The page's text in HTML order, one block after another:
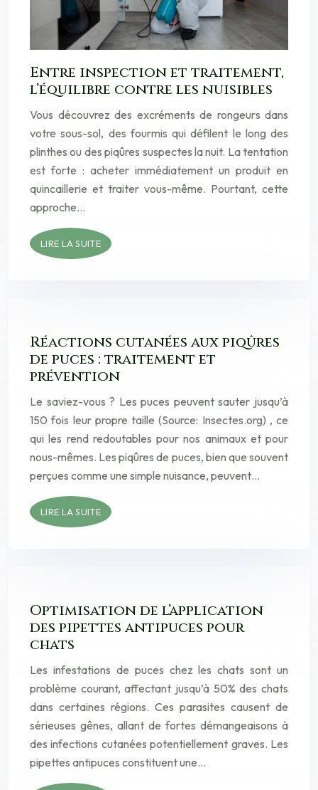
Entre inspection et traitement,
l’équilibre contre les nuisibles
Vous découvrez des excréments de rongeurs dans
votre sous-sol, des fourmis qui défilent le long des
plinthes ou des piqûres suspectes la nuit. La tentation
est forte : acheter immédiatement un produit en
quincaillerie et traiter vous-même. Pourtant, cette
approche…
LIRE LA SUITE
Réactions cutanées aux piqûres
de puces : traitement et
prévention
Le saviez-vous ? Les puces peuvent sauter jusqu’à
150 fois leur propre taille (Source: Insectes.org) , ce
qui les rend redoutables pour nos animaux et pour
nous-mêmes. Les piqûres de puces, bien que souvent
perçues comme une simple nuisance, peuvent…
LIRE LA SUITE
Optimisation de l’application
des pipettes antipuces pour
chats
Les infestations de puces chez les chats sont un
problème courant, affectant jusqu’à 50% des chats
dans certaines régions. Ces parasites causent de
sérieuses gênes, allant de fortes démangeaisons à
des infections cutanées potentiellement graves. Les
pipettes antipuces constituent une…